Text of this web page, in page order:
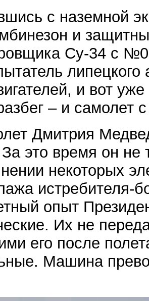
с наземной
и
Су-34 с
и вот
– и самолет
Дмитрия
это время он не
некоторых
истребителя-
опыт
Их не
его после
Машина